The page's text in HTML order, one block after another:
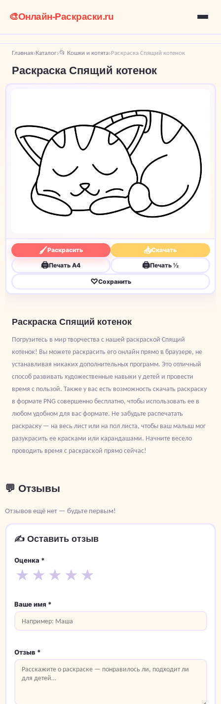
🎨Онлайн-Раскраски.ru
Главная›Каталог›📂 Кошки и котята›Раскраска Спящий котенок
Раскраска Спящий котенок
🖌Раскрасить 📥Скачать
🖨Печать A4 🖨Печать ½
♡Сохранить
Раскраска Спящий котенок
Погрузитесь в мир творчества с нашей раскраской Спящий
котенок! Вы можете раскрасить его онлайн прямо в браузере, не
устанавливая никаких дополнительных программ. Это отличный
способ развивать художественные навыки у детей и провести
время с пользой. Также у вас есть возможность скачать раскраску
в формате PNG совершенно бесплатно, чтобы использовать ее в
любом удобном для вас формате. Не забудьте распечатать
раскраску — на весь лист или на пол листа, чтобы ваш малыш мог
разукрасить ее красками или карандашами. Начните весело
проводить время с раскраской прямо сейчас!
💬 Отзывы
Отзывов ещё нет — будьте первым!
✍️ Оставить отзыв
Оценка *
★ ★ ★ ★ ★
Ваше имя *
Отзыв *